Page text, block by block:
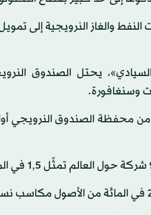
والغاز النرويجية إلى
يحتل الصندوق
وسنغافورة.